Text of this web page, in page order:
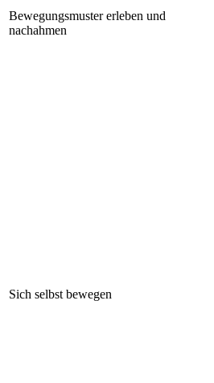
Bewegungsmuster erleben und
nachahmen
Sich selbst bewegen